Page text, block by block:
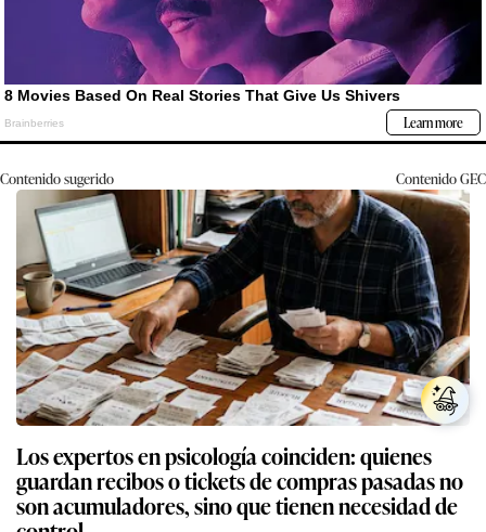
Contenido sugerido ContenidoGEC
Los expertos en psicología coinciden: quienes
guardan recibos o tickets de compras pasadas no
son acumuladores, sino que tienen necesidad de